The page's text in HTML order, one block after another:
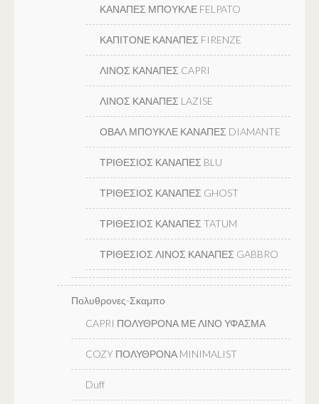
ΚΑΝΑΠΕΣ ΜΠΟΥΚΛΕ FELPATO
ΚΑΠΙΤΟΝΕ ΚΑΝΑΠΕΣ FIRENZE
ΛΙΝΟΣ ΚΑΝΑΠΕΣ CAPRI
ΛΙΝΟΣ ΚΑΝΑΠΕΣ LAZISE
ΟΒΑΛ ΜΠΟΥΚΛΕ ΚΑΝΑΠΕΣ DIAMANTE
ΤΡΙΘΕΣΙΟΣ ΚΑΝΑΠΕΣ BLU
ΤΡΙΘΕΣΙΟΣ ΚΑΝΑΠΕΣ GHOST
ΤΡΙΘΕΣΙΟΣ ΚΑΝΑΠΕΣ TATUM
ΤΡΙΘΕΣΙΟΣ ΛΙΝΟΣ ΚΑΝΑΠΕΣ GABBRO
Πολυθρονες-Σκαμπο
CAPRI ΠΟΛΥΘΡΟΝΑ ΜΕ ΛΙΝΟ ΥΦΑΣΜΑ
COZY ΠΟΛΥΘΡΟΝΑ MINIMALIST
Duff